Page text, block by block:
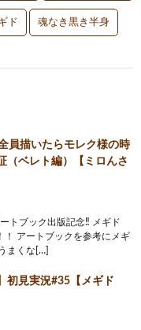
ド 魂なき黒き半身
員描いたらモレク様の時
（ベレト編）【ミロんさ
トブック出版記念‼️ メギド
！ アートブックを参考にメギ
まくな[…]
初見実況#35【メギド